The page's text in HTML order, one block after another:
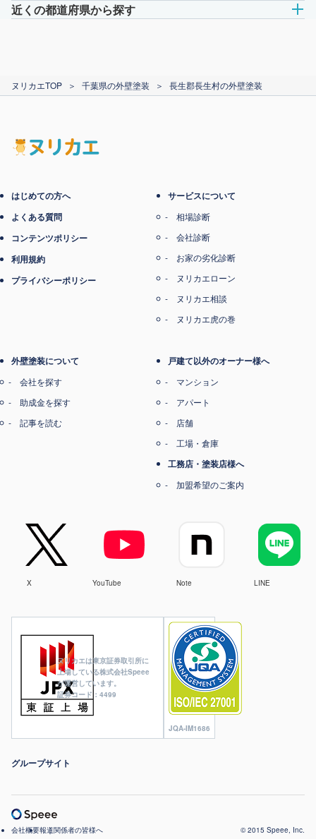
近くの都道府県から探す
ヌリカエTOP ＞ 千葉県の外壁塗装 ＞ 長生郡長生村の外壁塗装
ヌリカエは東京証券取引所に
上場している株式会社Speee
が運営しています。
証券コード：4499
JQA-IM1686
はじめての方へ
よくある質問
コンテンツポリシー
利用規約
プライバシーポリシー
サービスについて
相場診断
会社診断
お家の劣化診断
ヌリカエローン
ヌリカエ相談
ヌリカエ虎の巻
外壁塗装について
会社を探す
助成金を探す
記事を読む
戸建て以外のオーナー様へ
マンション
アパート
店舗
工場・倉庫
工務店・塗装店様へ
加盟希望のご案内
X YouTube Note LINE
グループサイト
会社概要報道関係者の皆様へ © 2015 Speee, Inc.